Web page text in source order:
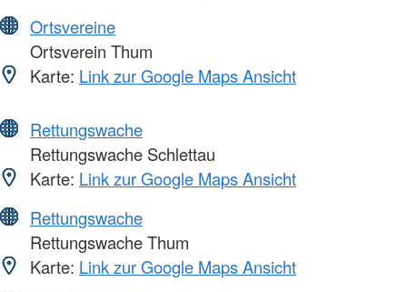
Ortsvereine
Ortsverein Thum
Karte: Link zur Google Maps Ansicht
Rettungswache
Rettungswache Schlettau
Karte: Link zur Google Maps Ansicht
Rettungswache
Rettungswache Thum
Karte: Link zur Google Maps Ansicht